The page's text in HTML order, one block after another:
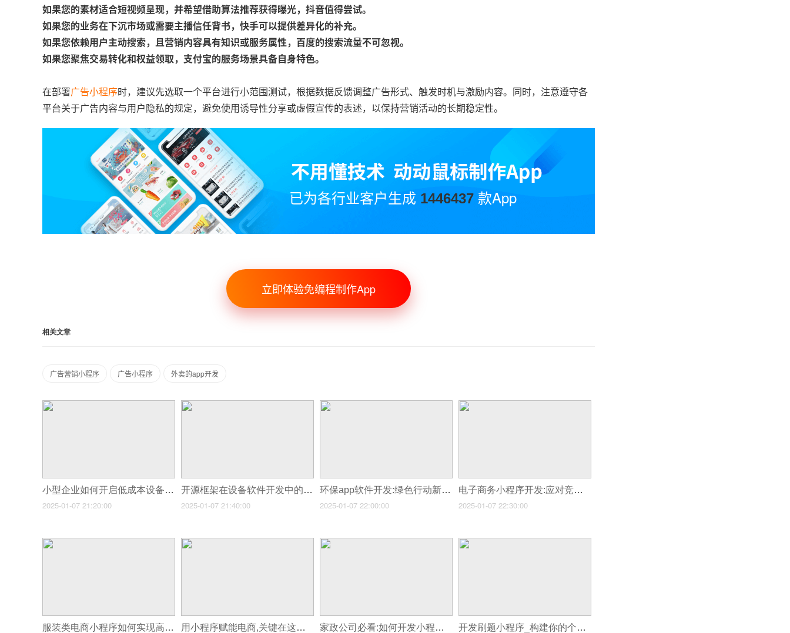
如果您的素材适合短视频呈现，并希望借助算法推荐获得曝光，抖音值得尝试。
如果您的业务在下沉市场或需要主播信任背书，快手可以提供差异化的补充。
如果您依赖用户主动搜索，且营销内容具有知识或服务属性，百度的搜索流量不可忽视。
如果您聚焦交易转化和权益领取，支付宝的服务场景具备自身特色。
在部署广告小程序时，建议先选取一个平台进行小范围测试，根据数据反馈调整广告形式、触发时机与激励内容。同时，注意遵守各
平台关于广告内容与用户隐私的规定，避免使用诱导性分享或虚假宣传的表述，以保持营销活动的长期稳定性。
已为各行业客户生成 1446437 款App
立即体验免编程制作App
相关文章
广告营销小程序 广告小程序 外卖的app开发
小型企业如何开启低成本设备软件开发
2025-01-07 21:20:00
开源框架在设备软件开发中的深度运用
2025-01-07 21:40:00
环保app软件开发:绿色行动新篇章
2025-01-07 22:00:00
电子商务小程序开发:应对竞争的差异化策略
2025-01-07 22:30:00
服装类电商小程序如何实现高转化率? 用小程序赋能电商,关键在这几步开发要点 家政公司必看:如何开发小程序提升服务质量 开发刷题小程序_构建你的个性化知识宝库